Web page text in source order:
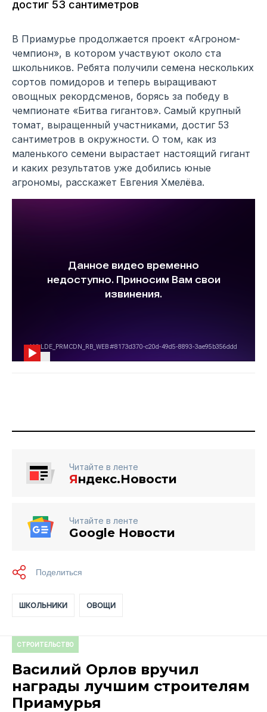
достиг 53 сантиметров
В Приамурье продолжается проект «Агроном-
чемпион», в котором участвуют около ста
школьников. Ребята получили семена нескольких
сортов помидоров и теперь выращивают
овощных рекордсменов, борясь за победу в
чемпионате «Битва гигантов». Самый крупный
томат, выращенный участниками, достиг 53
сантиметров в окружности. О том, как из
маленького семени вырастает настоящий гигант
и каких результатов уже добились юные
агрономы, расскажет Евгения Хмелёва.
Читайте в ленте
Яндекс.Новости
Читайте в ленте
Google Новости
ШКОЛЬНИКИ ОВОЩИ
СТРОИТЕЛЬСТВО
Василий Орлов вручил
награды лучшим строителям
Приамурья